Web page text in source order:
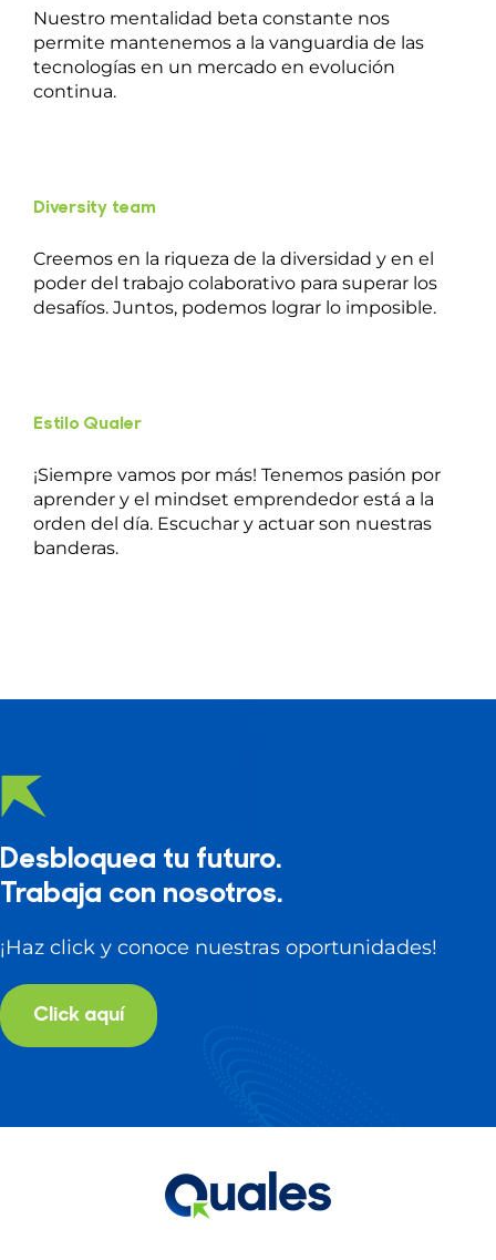
Nuestro mentalidad beta constante nos
permite mantenemos a la vanguardia de las
tecnologías en un mercado en evolución
continua.
Diversity team
Creemos en la riqueza de la diversidad y en el
poder del trabajo colaborativo para superar los
desafíos. Juntos, podemos lograr lo imposible.
Estilo Qualer
¡Siempre vamos por más! Tenemos pasión por
aprender y el mindset emprendedor está a la
orden del día. Escuchar y actuar son nuestras
banderas.
Desbloquea tu futuro.
Trabaja con nosotros.
¡Haz click y conoce nuestras oportunidades!
Click aquí